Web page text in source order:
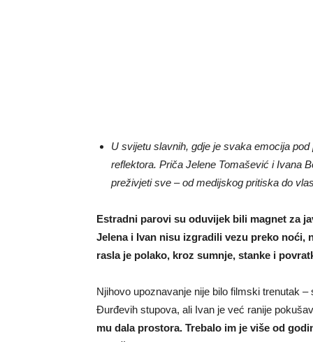
U svijetu slavnih, gdje je svaka emocija
reflektora. Priča Jelene Tomašević i Ivana
preživjeti sve – od medijskog pritiska do
Estradni parovi su oduvijek bili magnet za
Jelena i Ivan nisu izgradili vezu preko
rasla je polako, kroz sumnje, stanke i
Njihovo upoznavanje nije bilo filmski trenutak
Đurđevih stupova, ali Ivan je već ranije
mu dala prostora. Trebalo im je više od